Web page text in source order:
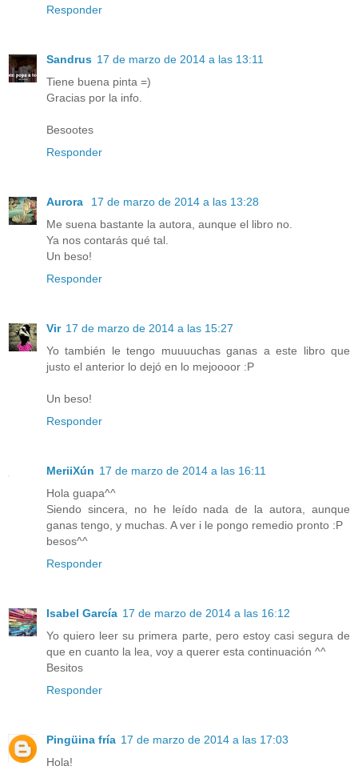
Responder
Sandrus 17 de marzo de 2014 a las 13:11
Tiene buena pinta =)
Gracias por la info.
Besootes
Responder
Aurora
17 de marzo de 2014 a las 13:28
Me suena bastante la autora, aunque el libro no.
Ya nos contarás qué tal.
Un beso!
Responder
Vir 17 de marzo de 2014 a las 15:27
Yo también le tengo muuuuchas ganas a este libro que
justo el anterior lo dejó en lo mejoooor :P
Un beso!
Responder
MeriiXún 17 de marzo de 2014 a las 16:11
Hola guapa^^
Siendo sincera, no he leído nada de la autora, aunque
ganas tengo, y muchas. A ver i le pongo remedio pronto :P
besos^^
Responder
Isabel García 17 de marzo de 2014 a las 16:12
Yo quiero leer su primera parte, pero estoy casi segura de
que en cuanto la lea, voy a querer esta continuación ^^
Besitos
Responder
Pingüina fría 17 de marzo de 2014 a las 17:03
Hola!